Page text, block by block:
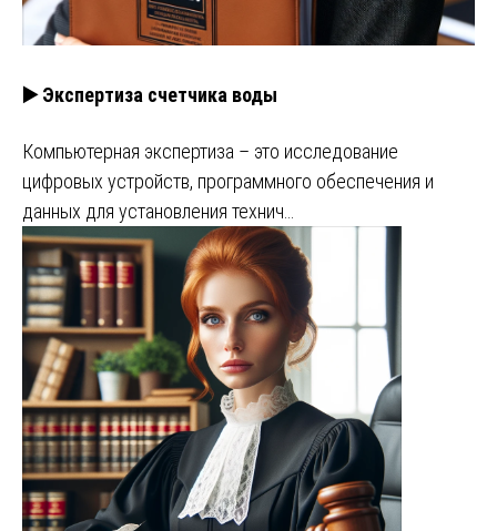
▶️ Экспертиза счетчика воды
Компьютерная экспертиза – это исследование
цифровых устройств, программного обеспечения и
данных для установления технич…